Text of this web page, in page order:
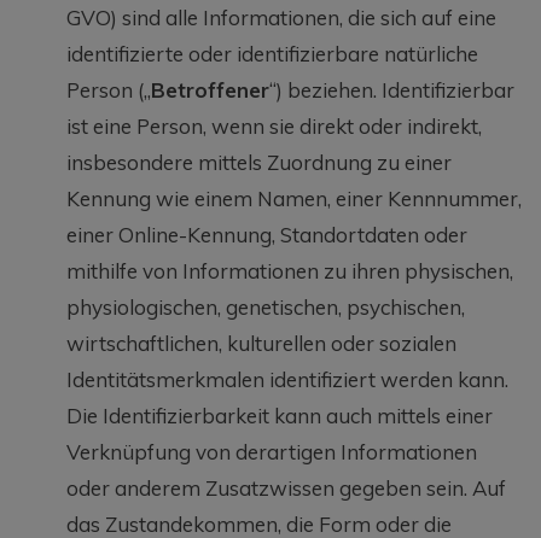
GVO) sind alle Informationen, die sich auf eine
identifizierte oder identifizierbare natürliche
Person („Betroffener“) beziehen. Identifizierbar
ist eine Person, wenn sie direkt oder indirekt,
insbesondere mittels Zuordnung zu einer
Kennung wie einem Namen, einer Kennnummer,
einer Online-Kennung, Standortdaten oder
mithilfe von Informationen zu ihren physischen,
physiologischen, genetischen, psychischen,
wirtschaftlichen, kulturellen oder sozialen
Identitätsmerkmalen identifiziert werden kann.
Die Identifizierbarkeit kann auch mittels einer
Verknüpfung von derartigen Informationen
oder anderem Zusatzwissen gegeben sein. Auf
das Zustandekommen, die Form oder die